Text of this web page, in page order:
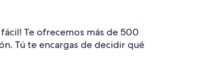
Te ofrecemos más de 500
Tú te encargas de decidir qué